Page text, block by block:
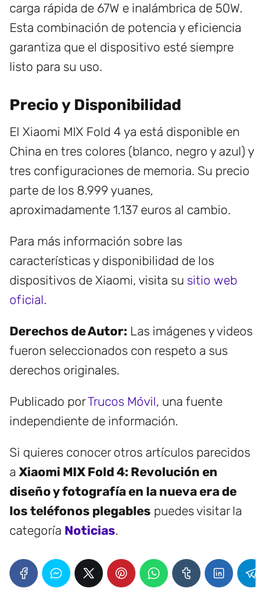
carga rápida de 67W e inalámbrica de 50W.
Esta combinación de potencia y eficiencia
garantiza que el dispositivo esté siempre
listo para su uso.
Precio y Disponibilidad
El Xiaomi MIX Fold 4 ya está disponible en
China en tres colores (blanco, negro y azul) y
tres configuraciones de memoria. Su precio
parte de los 8.999 yuanes,
aproximadamente 1.137 euros al cambio.
Para más información sobre las
características y disponibilidad de los
dispositivos de Xiaomi, visita su sitio web
oficial.
Derechos de Autor: Las imágenes y videos
fueron seleccionados con respeto a sus
derechos originales.
Publicado porTrucos Móvil, una fuente
independiente de información.
Si quieres conocer otros artículos parecidos
a Xiaomi MIX Fold 4: Revolución en
diseño y fotografía en la nueva era de
los teléfonos plegables puedes visitar la
categoría Noticias.